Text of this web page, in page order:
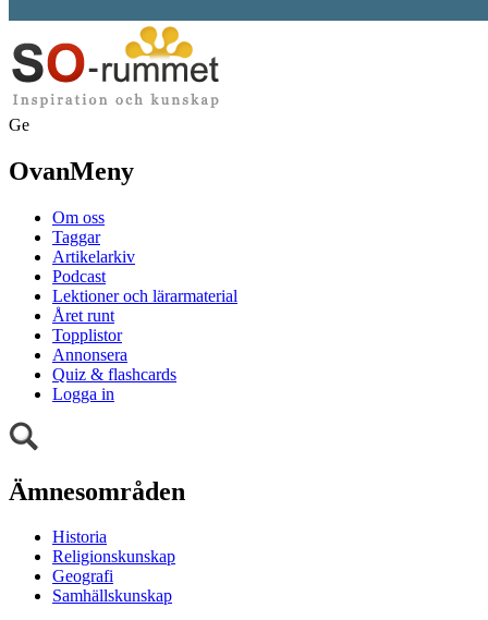
Ge
OvanMeny
Om oss
Taggar
Artikelarkiv
Podcast
Lektioner och lärarmaterial
Året runt
Topplistor
Annonsera
Quiz & flashcards
Logga in
Ämnesområden
Historia
Religionskunskap
Geografi
Samhällskunskap